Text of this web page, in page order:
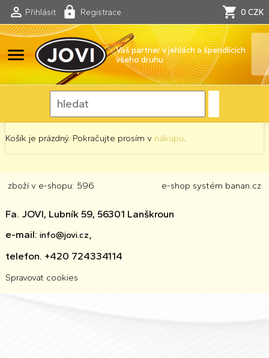
Přihlásit Registrace 0 CZK
menu
Váš partner v jehlách a špendlících
všeho druhu
Košík je prázdný. Pokračujte prosím v nákupu.
zboží v e-shopu: 596 e-shop systém banan.cz
Fa. JOVI, Lubník 59, 56301 Lanškroun
e-mail: info@jovi.cz,
telefon. +420 724334114
Spravovat cookies